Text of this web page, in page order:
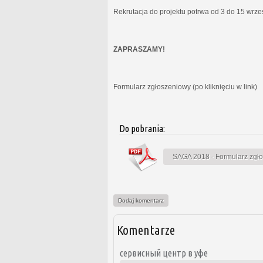
Rekrutacja do projektu potrwa od 3 do 15
ZAPRASZAMY!
Formularz zgłoszeniowy (po kliknięciu w link)
Do pobrania:
SAGA 2018 - Formularz
Dodaj komentarz
Komentarze
сервисный центр в уфе